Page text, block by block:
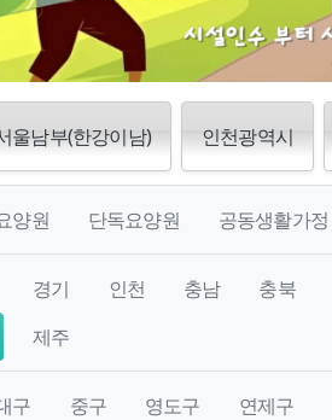
울남부(한강이남) 인천광역시
양원 단독요양원 공동생활가정
경기 인천 충남 충북
제주
구 중구 영도구 연제구